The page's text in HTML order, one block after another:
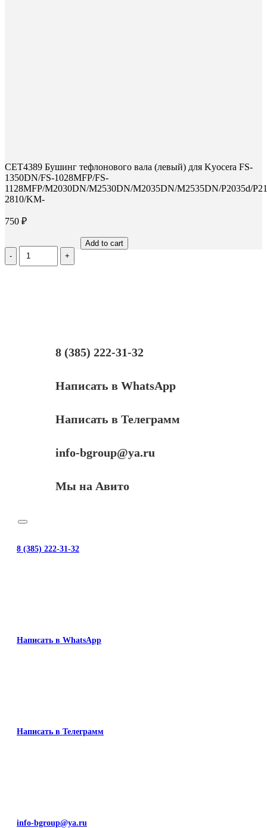
CET4389 Бушинг тефлонового вала (левый) для Kyocera FS-
1350DN/FS-1028MFP/FS-
1128MFP/M2030DN/M2530DN/M2035DN/M2535DN/P2035d/
2810/KM-
750 ₽
Количество
CET4389
1028MFP/FS-
Add to cart
8 (385) 222-31-32
Написать в WhatsApp
Написать в Телеграмм
info-bgroup@ya.ru
Мы на Авито
8 (385) 222-31-32
Написать в WhatsApp
Написать в Телеграмм
info-bgroup@ya.ru